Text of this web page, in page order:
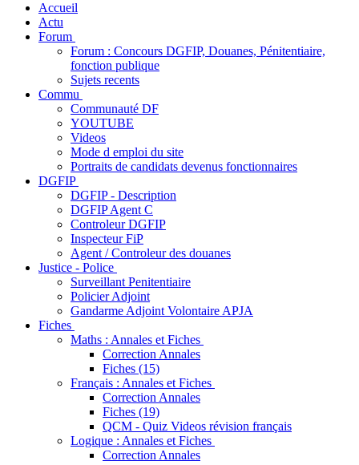
Accueil
Actu
Forum
Forum : Concours DGFIP, Douanes, Pénitentiaire,
fonction publique
Sujets recents
Commu
Communauté DF
YOUTUBE
Videos
Mode d emploi du site
Portraits de candidats devenus fonctionnaires
DGFIP
DGFIP - Description
DGFIP Agent C
Controleur DGFIP
Inspecteur FiP
Agent / Controleur des douanes
Justice - Police
Surveillant Penitentiaire
Policier Adjoint
Gandarme Adjoint Volontaire APJA
Fiches
Maths : Annales et Fiches
Correction Annales
Fiches (15)
Français : Annales et Fiches
Correction Annales
Fiches (19)
QCM - Quiz Videos révision français
Logique : Annales et Fiches
Correction Annales